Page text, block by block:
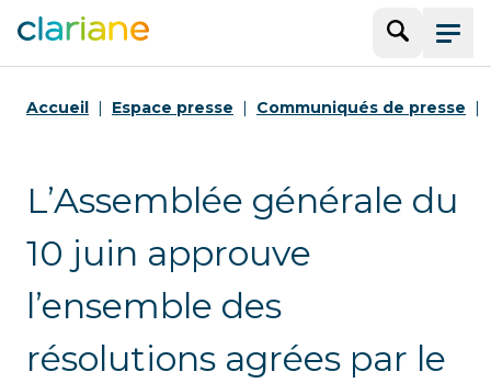
Menu
Accueil Espace presse Communiqués de presse
L’Assemblée générale du
10 juin approuve
l’ensemble des
résolutions agrées par le